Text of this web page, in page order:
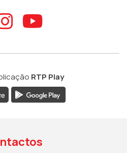
ao
Aceder ao
Aceder
RTP Play